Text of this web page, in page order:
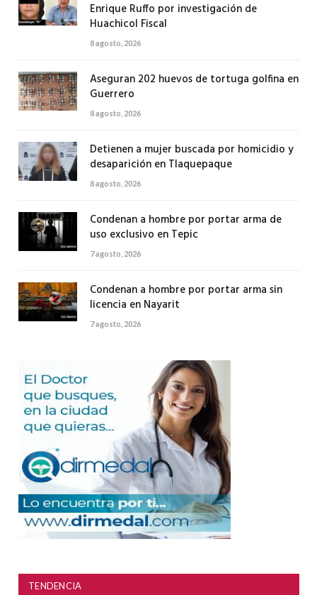
Enrique Ruffo por investigación de
Huachicol Fiscal
8 agosto, 2026
Aseguran 202 huevos de tortuga golfina en
Guerrero
8 agosto, 2026
Detienen a mujer buscada por homicidio y
desaparición en Tlaquepaque
8 agosto, 2026
Condenan a hombre por portar arma de
uso exclusivo en Tepic
7 agosto, 2026
Condenan a hombre por portar arma sin
licencia en Nayarit
7 agosto, 2026
TENDENCIA